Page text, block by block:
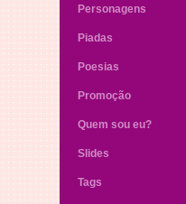
Personagens
Piadas
Poesias
Promoção
Quem sou eu?
Slides
Tags